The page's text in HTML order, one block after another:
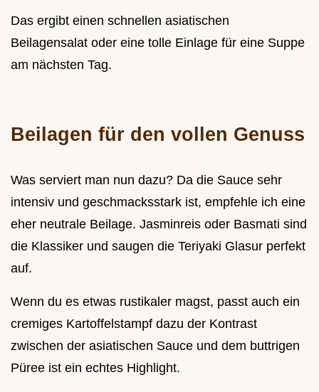
Das ergibt einen schnellen asiatischen
Beilagensalat oder eine tolle Einlage für eine Suppe
am nächsten Tag.
Beilagen für den vollen Genuss
Was serviert man nun dazu? Da die Sauce sehr
intensiv und geschmacksstark ist, empfehle ich eine
eher neutrale Beilage. Jasminreis oder Basmati sind
die Klassiker und saugen die Teriyaki Glasur perfekt
auf.
Wenn du es etwas rustikaler magst, passt auch ein
cremiges Kartoffelstampf dazu der Kontrast
zwischen der asiatischen Sauce und dem buttrigen
Püree ist ein echtes Highlight.